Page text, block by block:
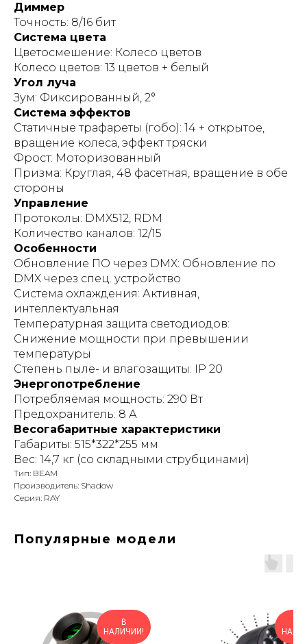
Диммер
Точность: 8/16 бит
Система цвета
Цветосмешение: Колесо цветов
Колесо цветов: 13 цветов + белый
Угол луча
Зум: Фиксированный, 2°
Система эффектов
Статичные трафареты (гобо): 14 + открытое,
вращение колеса, эффект тряски
Фрост: Моторизованный
Призма: Круглая, 48 фасетная, вращение в обе
стороны
Управление
Протоколы: DMX512, RDM
Количество каналов: 12/15
Особенности
Обновление ПО через DMX: Обновление по
DMX через спец. устройство
Система охлаждения: Активная,
интеллектуальная
Температурная защита светодиодов:
Снижение мощности при превышении
температуры
Степень пыле- и влагозащиты: IP 20
Энергопотребление
Потребляемая мощность: 290 Вт
Предохранитель: 8 А
Весогабаритные характеристики
Габариты: 515*322*255 мм
Вес: 14,7 кг (со складными струбцинами)
Тип: BEAM
Производитель: Shadow
Серия: RAY
Популярные модели
В
НАЛИЧИИ!